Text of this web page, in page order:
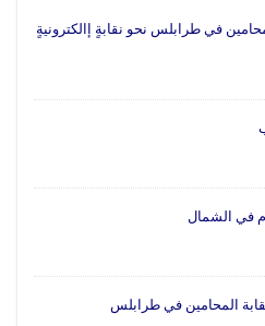
في طرابلس نحو نقابةٍ إالكترونيةٍ
في الشمال
المحامين في طرابلس